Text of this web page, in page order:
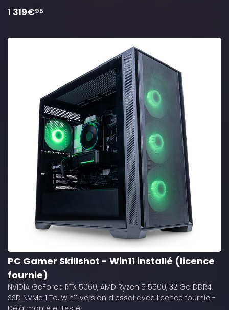
1 319€95
PC Gamer Skillshot - Win11 installé (licence
fournie)
NVIDIA GeForce RTX 5060, AMD Ryzen 5 5500, 32 Go DDR4,
SSD NVMe 1 To, Win11 version d'essai avec licence fournie -